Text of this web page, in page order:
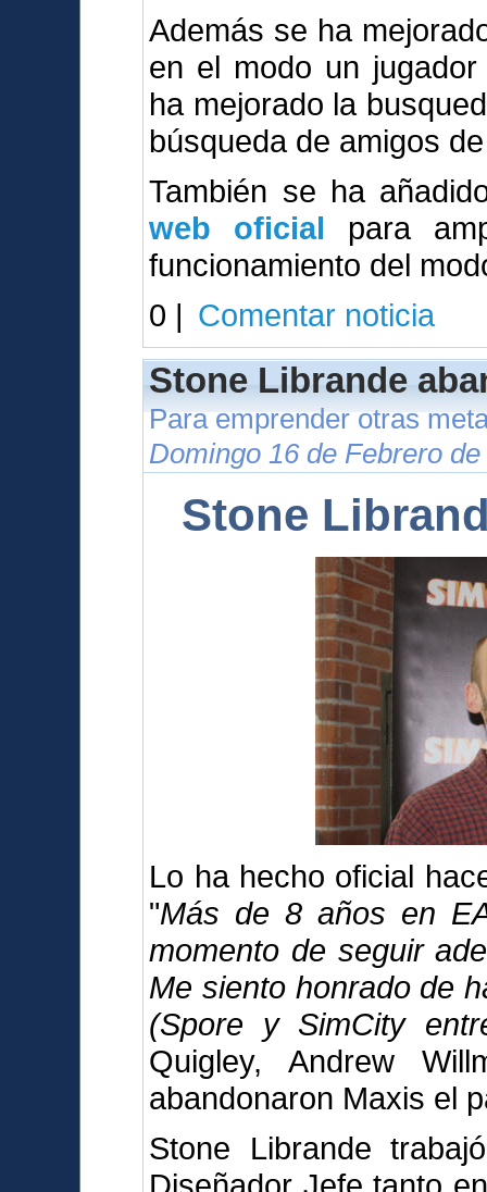
Además se ha
en el modo un
ha mejorado la
búsqueda de amigos
También se ha
web oficial para
funcionamiento del
0 | Comentar noticia
Stone Librande
Para emprender otras
Domingo 16 de Febrero
Stone
Lo ha hecho oficial
"Más de 8 años en
momento de seguir
Me siento honrado de
(Spore y SimCity
Quigley, Andrew
abandonaron Maxis el
Stone Librande